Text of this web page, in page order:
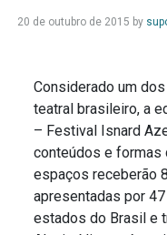
20 de outubro de 2015 by
Considerado um
teatral brasileiro, a
– Festival Isnard
conteúdos e formas
espaços receberão
apresentadas por
estados do Brasil e